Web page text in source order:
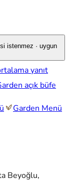
istenmez · uygun
yanıt
açık büfe
Garden Menü
Beyoğlu,